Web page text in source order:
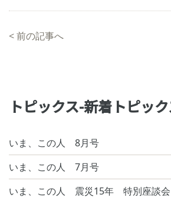
<前の記事へ
トピックス-新着トピッ
いま、この人 8月号
いま、この人 7月号
いま、この人 震災15年 特別座談会